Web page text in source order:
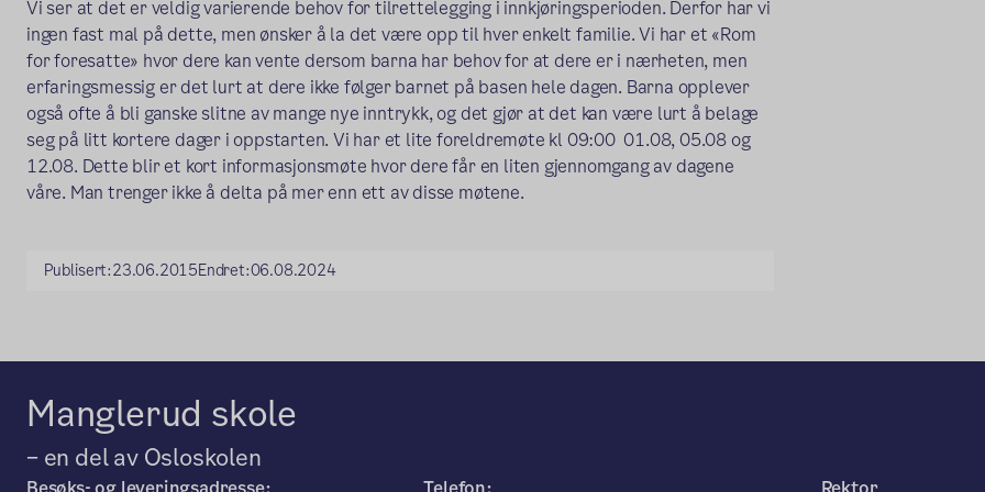
Vi ser at det er veldig varierende behov for tilrettelegging i innkjøringsperioden. Derfor har vi
ingen fast mal på dette, men ønsker å la det være opp til hver enkelt familie. Vi har et «Rom
for foresatte» hvor dere kan vente dersom barna har behov for at dere er i nærheten, men
erfaringsmessig er det lurt at dere ikke følger barnet på basen hele dagen. Barna opplever
også ofte å bli ganske slitne av mange nye inntrykk, og det gjør at det kan være lurt å belage
seg på litt kortere dager i oppstarten. Vi har et lite foreldremøte kl 09:00 01.08, 05.08 og
12.08. Dette blir et kort informasjonsmøte hvor dere får en liten gjennomgang av dagene
våre. Man trenger ikke å delta på mer enn ett av disse møtene.
Publisert:23.06.2015Endret:06.08.2024
Manglerud skole
– en del av Osloskolen